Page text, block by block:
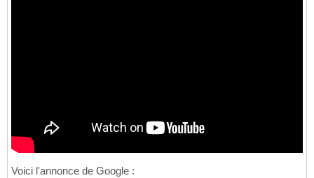
Voici l'annonce de Google :